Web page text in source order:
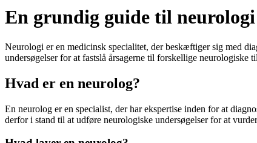
En grundig guide til
Neurologi er en medicinsk specialitet, der beskæftiger sig med
undersøgelser for at fastslå årsagerne til forskellige neurologiske
Hvad er en neurolog?
En neurolog er en specialist, der har ekspertise inden for at
derfor i stand til at udføre neurologiske undersøgelser for at